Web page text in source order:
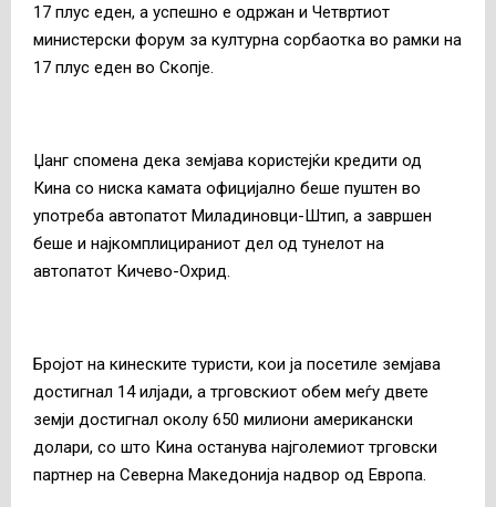
17 плус еден, а успешно е одржан и Четвртиот
министерски форум за културна сорбаотка во рамки на
17 плус еден во Скопје.
Џанг спомена дека земјава користејќи кредити од
Кина со ниска камата официјално беше пуштен во
употреба автопатот Миладиновци-Штип, а завршен
беше и најкомплицираниот дел од тунелот на
автопатот Кичево-Охрид.
Бројот на кинеските туристи, кои ја посетиле земјава
достигнал 14 илјади, а трговскиот обем меѓу двете
земји достигнал околу 650 милиони американски
долари, со што Кина останува најголемиот трговски
партнер на Северна Македонија надвор од Европа.